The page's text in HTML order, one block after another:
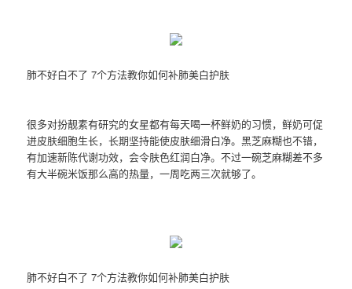
肺不好白不了 7个方法教你如何补肺美白护肤
很多对扮靓素有研究的女星都有每天喝一杯鲜奶的习惯，鲜奶可促
进皮肤细胞生长，长期坚持能使皮肤细滑白净。黑芝麻糊也不错，
有加速新陈代谢功效，会令肤色红润白净。不过一碗芝麻糊差不多
有大半碗米饭那么高的热量，一周吃两三次就够了。
肺不好白不了 7个方法教你如何补肺美白护肤